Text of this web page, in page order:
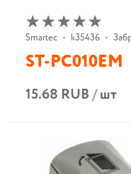
Smartec • k35436 •
ST-PC010EM
15.68 RUB/шт